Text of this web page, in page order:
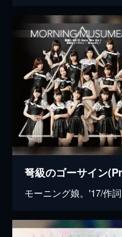
弩級のゴーサイン
モーニング娘。'17/作